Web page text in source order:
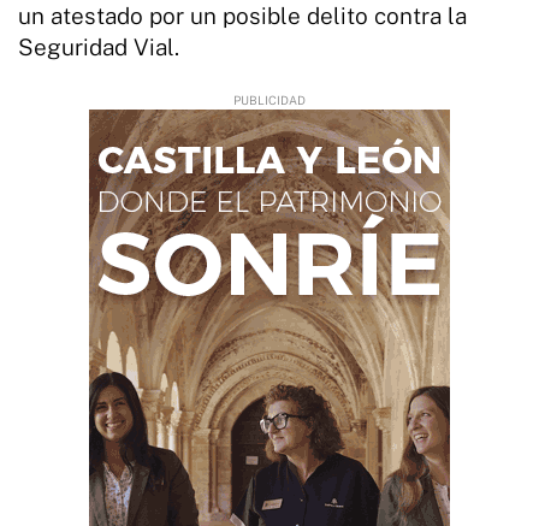
un atestado por un posible delito contra la
Seguridad Vial.